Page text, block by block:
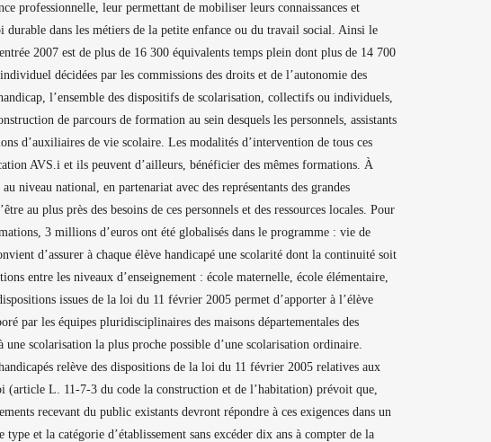
professionnelle, leur permettant de mobiliser leurs connaissances et
durable dans les métiers de la petite enfance ou du travail social. Ainsi le
2007 est de plus de 16 300 équivalents temps plein dont plus de 14 700
décidées par les commissions des droits et de l’autonomie des
l’ensemble des dispositifs de scolarisation, collectifs ou individuels,
de parcours de formation au sein desquels les personnels, assistants
d’auxiliaires de vie scolaire. Les modalités d’intervention de tous ces
AVS.i et ils peuvent d’ailleurs, bénéficier des mêmes formations. À
niveau national, en partenariat avec des représentants des grandes
au plus près des besoins de ces personnels et des ressources locales. Pour
3 millions d’euros ont été globalisés dans le programme : vie de
d’assurer à chaque élève handicapé une scolarité dont la continuité soit
entre les niveaux d’enseignement : école maternelle, école élémentaire,
issues de la loi du 11 février 2005 permet d’apporter à l’élève
par les équipes pluridisciplinaires des maisons départementales des
une scolarisation la plus proche possible d’une scolarisation ordinaire.
relève des dispositions de la loi du 11 février 2005 relatives aux
(article L. 11-7-3 du code la construction et de l’habitation) prévoit que,
recevant du public existants devront répondre à ces exigences dans un
et la catégorie d’établissement sans excéder dix ans à compter de la